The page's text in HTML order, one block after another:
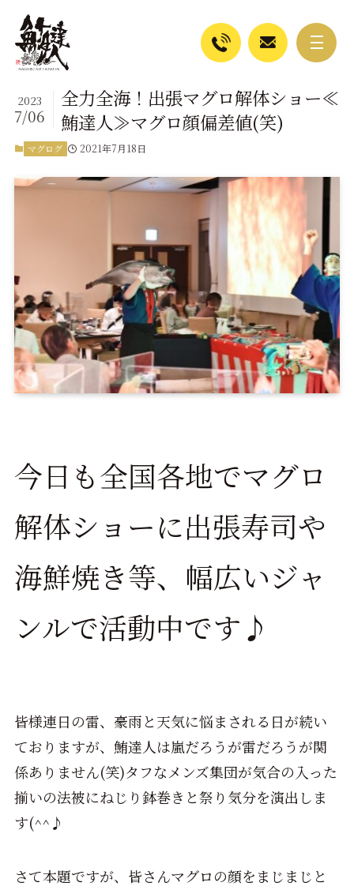
全力全海！出張マグロ解体ショー≪
鮪達人≫マグロ顔偏差値(笑)
2023
7/06
マグログ 2021年7月18日
今日も全国各地でマグロ
解体ショーに出張寿司や
海鮮焼き等、幅広いジャ
ンルで活動中です♪
皆様連日の雷、豪雨と天気に悩まされる日が続い
ておりますが、鮪達人は嵐だろうが雷だろうが関
係ありません(笑)タフなメンズ集団が気合の入った
揃いの法被にねじり鉢巻きと祭り気分を演出しま
す(^^♪
さて本題ですが、皆さんマグロの顔をまじまじと